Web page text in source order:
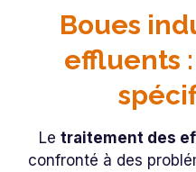
Boues
effluents
Le traitement des
confronté à des